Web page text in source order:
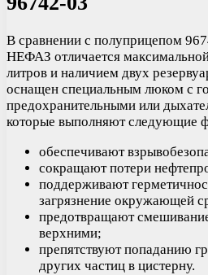
В сравнении с полуприцепом
НЕФАЗ отличается
литров и наличием двух
оснащен специальным люком с
предохранительными или
которые выполняют следующие
обеспечивают
сокращают потери
поддерживают
загрязнение окружающей
предотвращают
верхними;
препятствуют попаданию
других частиц в цистерну.